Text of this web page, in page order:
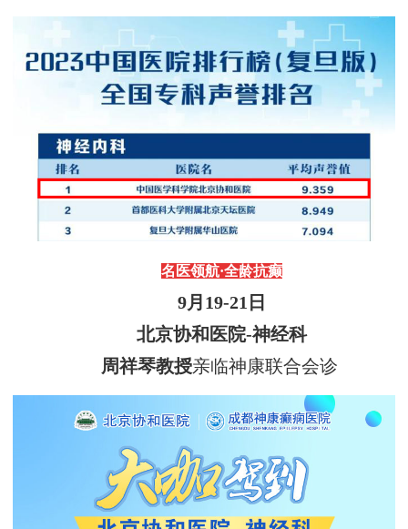
名医领航·全龄抗癫
9月 19-21 日
北京协和医院-神经科
周祥琴教授亲临神康联合会诊